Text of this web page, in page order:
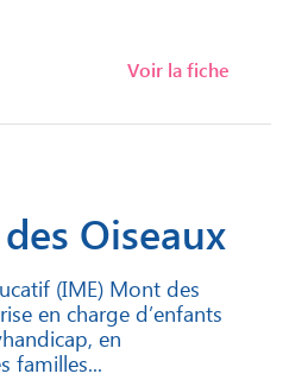
Voir la fiche
Oiseaux
(IME) Mont des
en charge d’enfants
en
familles...